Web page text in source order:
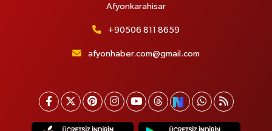
Afyonkarahisar
+90506 811 8659
afyonhaber.com@gmail.com